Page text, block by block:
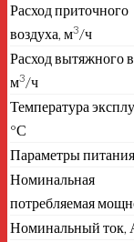
Расход приточного
воздуха, м3/ч
Расход вытяжного
м3/ч
Температура
°С
Параметры
Номинальная
потребляемая
Номинальный ток,